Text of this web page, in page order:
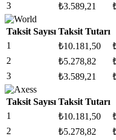
3
₺3.589,21
Taksit Sayısı Taksit Tutarı
1
₺10.181,50
2
₺5.278,82
3
₺3.589,21
Taksit Sayısı Taksit Tutarı
1
₺10.181,50
2
₺5.278,82